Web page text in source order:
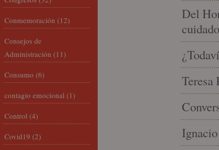
Del
cuidado
Teresa
Conmemoración (12)
Consejos de
Administración (11)
Consumo (6)
contagio emocional (1)
Control (4)
Covid19 (2)